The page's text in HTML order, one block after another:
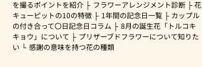
を撮るポイントを紹介
フラワーアレンジメント診断
花
キューピットの10の特徴
1年間の記念日一覧
カップル
の付き合って〇日記念日コラム
8月の誕生花「トルコキ
キョウ」について
プリザーブドフラワーについて知りた
い
感謝の意味を持つ花の種類